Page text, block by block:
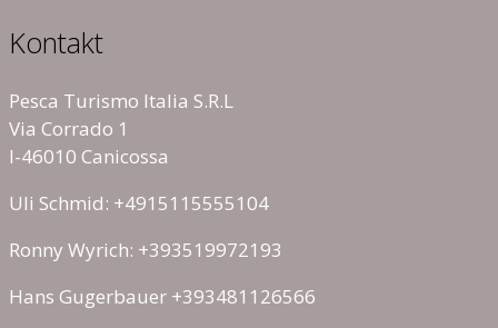
Kontakt
Pesca Turismo Italia S.R.L
Via Corrado 1
I-46010 Canicossa
Uli Schmid: +4915115555104
Ronny Wyrich: +393519972193
Hans Gugerbauer +393481126566